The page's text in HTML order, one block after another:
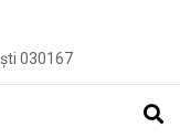
030167